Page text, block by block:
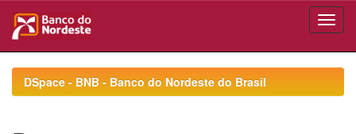
navigationDSpace - BNB - Banco do Nordeste do Brasil